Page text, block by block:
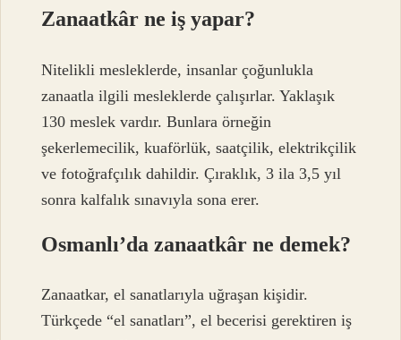
Zanaatkâr ne iş yapar?
Nitelikli mesleklerde, insanlar çoğunlukla
zanaatla ilgili mesleklerde çalışırlar. Yaklaşık
130 meslek vardır. Bunlara örneğin
şekerlemecilik, kuaförlük, saatçilik, elektrikçilik
ve fotoğrafçılık dahildir. Çıraklık, 3 ila 3,5 yıl
sonra kalfalık sınavıyla sona erer.
Osmanlı’da zanaatkâr ne demek?
Zanaatkar, el sanatlarıyla uğraşan kişidir.
Türkçede “el sanatları”, el becerisi gerektiren iş